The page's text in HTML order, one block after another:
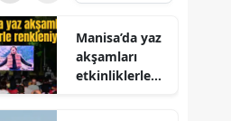
Manisa’da yaz
akşamları
etkinliklerle